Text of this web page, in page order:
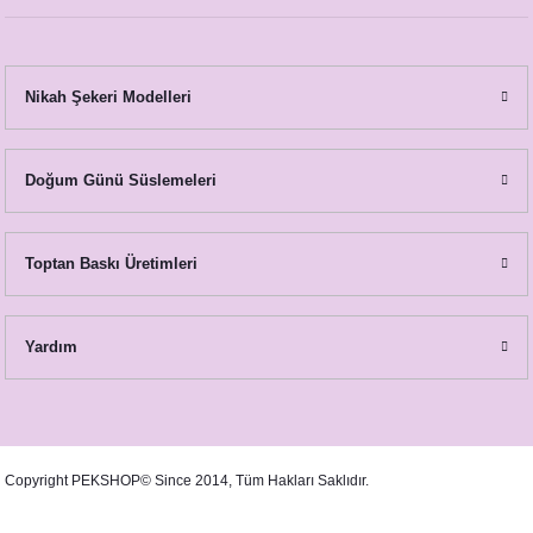
Nikah Şekeri Modelleri
Doğum Günü Süslemeleri
Toptan Baskı Üretimleri
Yardım
Copyright PEKSHOP© Since 2014, Tüm Hakları Saklıdır.